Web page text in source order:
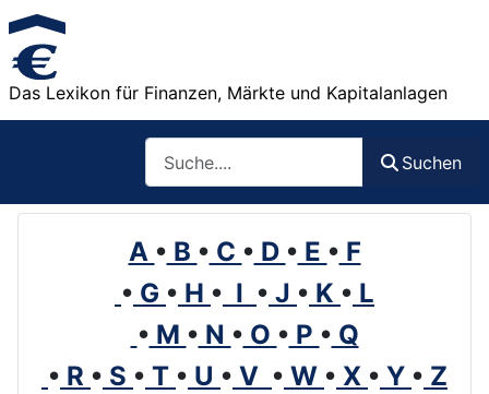
Das Lexikon für Finanzen, Märkte und Kapitalanlagen
Suchen
A • B • C • D • E • F
• G • H • I • J • K • L
• M • N • O • P • Q
• R • S • T • U • V • W • X • Y • Z